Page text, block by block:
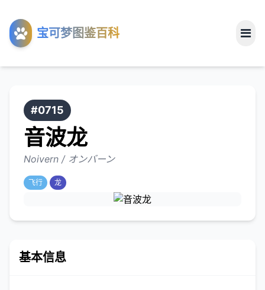
宝可梦图鉴百科
工具
关于
#0715
音波龙
Noivern / オンバーン
飞行 龙
基本信息